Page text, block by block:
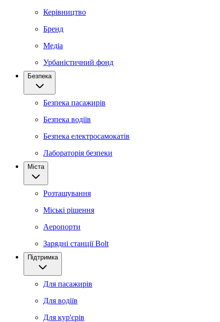
Керівництво
Бренд
Медіа
Урбаністичний фонд
Безпека
Безпека пасажирів
Безпека водіїв
Безпека електросамокатів
Лабораторія безпеки
Міста
Розташування
Міські рішення
Аеропорти
Зарядні станції Bolt
Підтримка
Для пасажирів
Для водіїв
Для кур'єрів